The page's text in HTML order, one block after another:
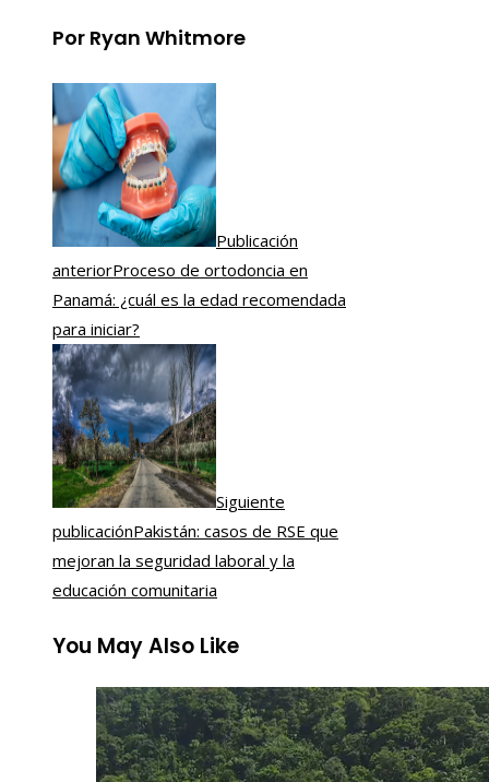
Por Ryan Whitmore
Publicación
anteriorProceso de ortodoncia en
Panamá: ¿cuál es la edad recomendada
para iniciar?
Siguiente
publicaciónPakistán: casos de RSE que
mejoran la seguridad laboral y la
educación comunitaria
You May Also Like